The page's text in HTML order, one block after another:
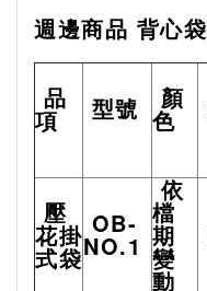
週邊商品 背心袋
品
項 型號 顏
色
壓
花掛
式袋
OB-
NO.1
依
檔
期
變
動